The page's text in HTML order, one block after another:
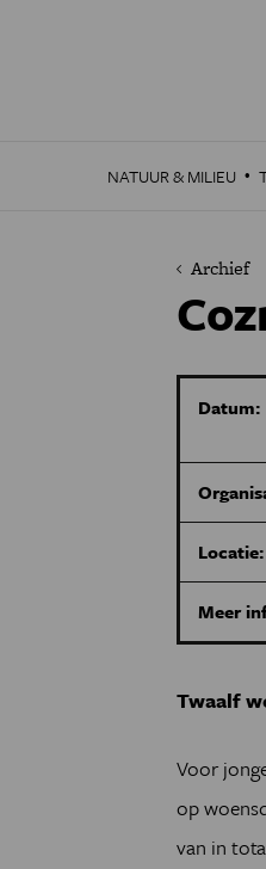
NATUUR & MILIEU ·
Archief
Datum:
Locatie:
Meer
Twaalf
Voor
op
van in